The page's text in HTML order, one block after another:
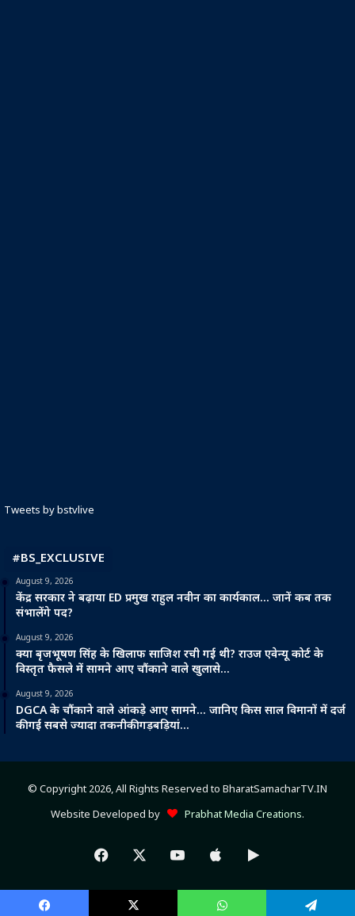
Tweets by bstvlive
#BS_EXCLUSIVE
August 9, 2026
केंद्र सरकार ने बढ़ाया ED प्रमुख राहुल नवीन का कार्यकाल… जानें कब तक
संभालेंगे पद?
August 9, 2026
क्या बृजभूषण सिंह के खिलाफ साजिश रची गई थी? राउज एवेन्यू कोर्ट के
विस्तृत फैसले में सामने आए चौंकाने वाले खुलासे…
August 9, 2026
DGCA के चौंकाने वाले आंकड़े आए सामने… जानिए किस साल विमानों में दर्ज
की गईं सबसे ज्यादा तकनीकी गड़बड़ियां…
© Copyright 2026, All Rights Reserved to BharatSamacharTV.IN
Website Developed by
Prabhat Media Creations.
Facebook YouTubeAppleGoogle
Play